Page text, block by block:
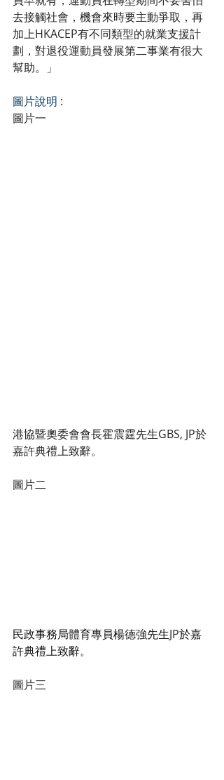
去接觸社會，機會來時要主動爭取，再
加上HKACEP有不同類型的就業支援計
劃，對退役運動員發展第二事業有很大
幫助。」
圖片說明 :
圖片一
港協暨奧委會會長霍震霆先生GBS, JP於
嘉許典禮上致辭。
圖片二
民政事務局體育專員楊德強先生JP於嘉
許典禮上致辭。
圖片三